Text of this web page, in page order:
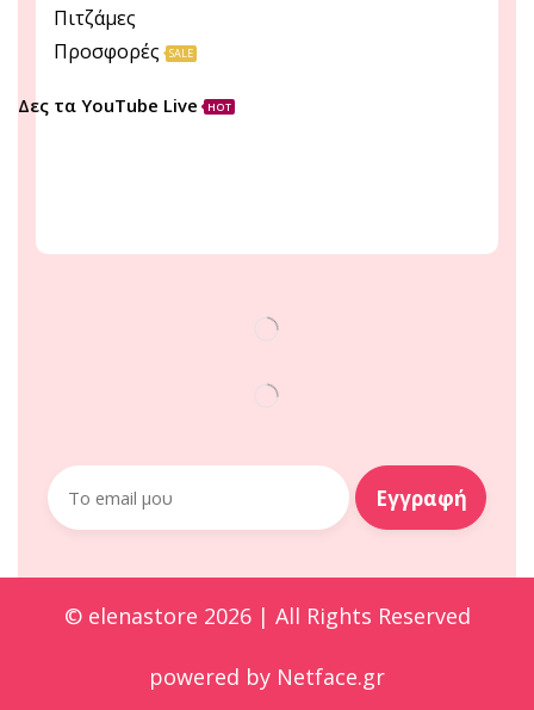
Πιτζάμες
Προσφορές
SALE
Δες τα YouTube Live HOT
© elenastore 2026 | All Rights Reserved
powered by Netface.gr